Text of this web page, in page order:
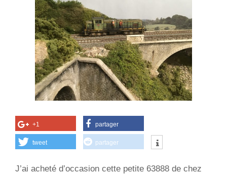
+1 partager
tweet partager
J’ai acheté d’occasion cette petite 63888 de chez